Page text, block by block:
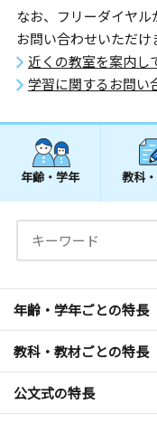
なお、フリーダイヤ
お問い合わせいただけ
近くの教室を案内し
学習に関するお問い
年齢・学年 教科
年齢・学年ごとの特長
教科・教材ごとの特長
公文式の特長